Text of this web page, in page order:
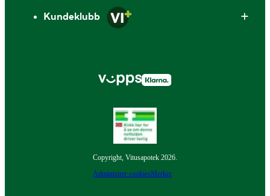
Kundeklubb
Copyright, Vitusapotek 2026.
Administrer cookiesMerker